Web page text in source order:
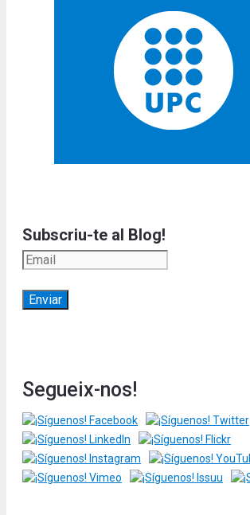
Subscriu-te al Blog!
Segueix-nos!